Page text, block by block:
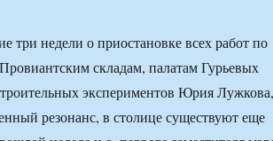
три недели о приостановке всех работ по
складам, палатам Гурьевых
экспериментов Юрия Лужкова,
резонанс, в столице существуют еще